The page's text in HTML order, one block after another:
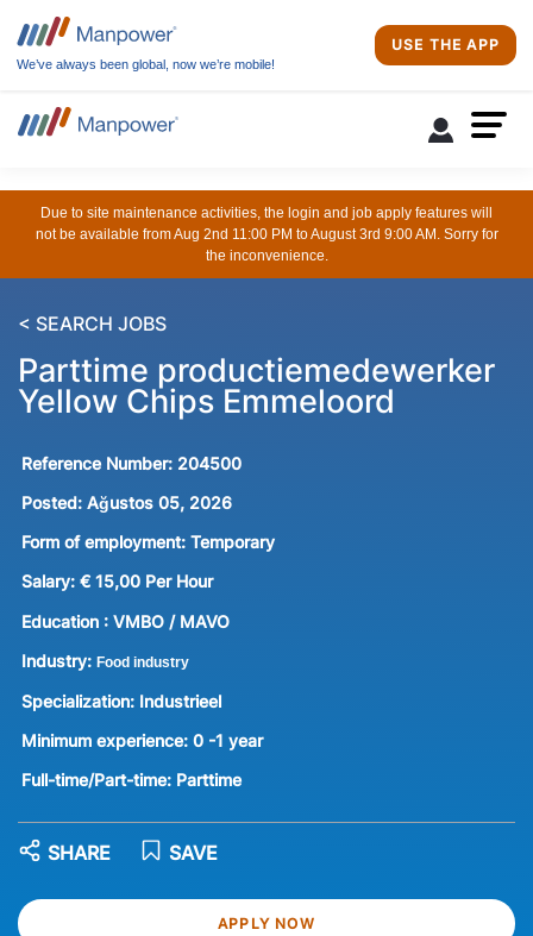
We’ve always been global, now we’re mobile!
USE THE APP
Due to site maintenance activities, the login and job apply features will
not be available from Aug 2nd 11:00 PM to August 3rd 9:00 AM. Sorry for
the inconvenience.
< SEARCH JOBS
Parttime productiemedewerker
Yellow Chips Emmeloord
Reference Number: 204500
Posted: Ağustos 05, 2026
Form of employment: Temporary
Salary: € 15,00 Per Hour
Education : VMBO / MAVO
Industry: Food industry
Specialization: Industrieel
Minimum experience: 0 -1 year
Full-time/Part-time: Parttime
APPLY NOW
SAVE
SHARE